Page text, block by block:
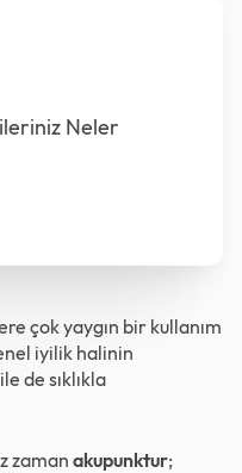
Neler
çok yaygın bir kullanım
iyilik halinin
de sıklıkla
zaman akupunktur;